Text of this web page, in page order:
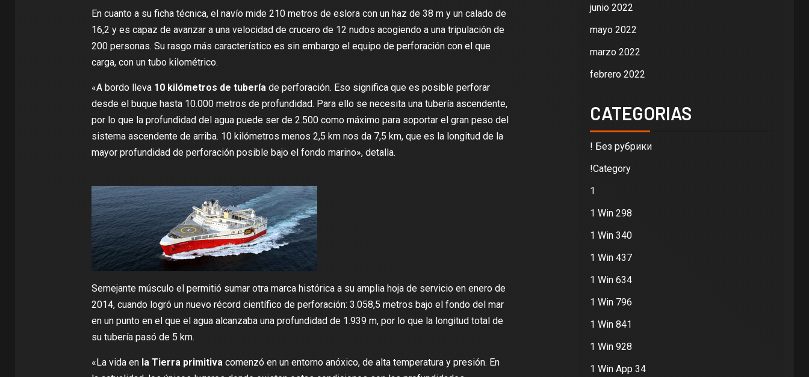
En cuanto a su ficha técnica, el navío mide 210 metros de eslora con un haz de 38 m y un calado de
16,2 y es capaz de avanzar a una velocidad de crucero de 12 nudos acogiendo a una tripulación de
200 personas. Su rasgo más característico es sin embargo el equipo de perforación con el que
carga, con un tubo kilométrico.
«A bordo lleva 10 kilómetros de tubería de perforación. Eso significa que es posible perforar
desde el buque hasta 10.000 metros de profundidad. Para ello se necesita una tubería ascendente,
por lo que la profundidad del agua puede ser de 2.500 como máximo para soportar el gran peso del
sistema ascendente de arriba. 10 kilómetros menos 2,5 km nos da 7,5 km, que es la longitud de la
mayor profundidad de perforación posible bajo el fondo marino», detalla.
Semejante músculo el permitió sumar otra marca histórica a su amplia hoja de servicio en enero de
2014, cuando logró un nuevo récord científico de perforación: 3.058,5 metros bajo el fondo del mar
en un punto en el que el agua alcanzaba una profundidad de 1.939 m, por lo que la longitud total de
su tubería pasó de 5 km.
«La vida en la Tierra primitiva comenzó en un entorno anóxico, de alta temperatura y presión. En
junio 2022
mayo 2022
marzo 2022
febrero 2022
CATEGORIAS
! Без рубрики
!Category
1
1 Win 298
1 Win 340
1 Win 437
1 Win 634
1 Win 796
1 Win 841
1 Win 928
1 Win App 34